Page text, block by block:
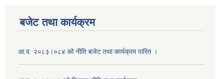
बजेट तथा कार्यक्रम
आ.व. २०८३।०८४ को नीति बजेट तथा कार्यक्रम पारित ।